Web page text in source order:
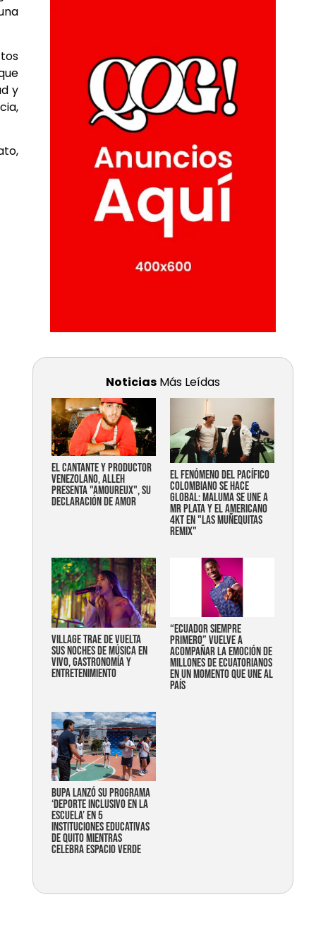
y
Noticias Más Leídas
EL CANTANTE Y PRODUCTOR
VENEZOLANO, ALLEH
PRESENTA "AMOUREUX", SU
DECLARACIÓN DE AMOR
EL FENÓMENO DEL PACÍFICO
COLOMBIANO SE HACE
GLOBAL: MALUMA SE UNE A
MR PLATA Y EL AMERICANO
4KT EN "LAS MUÑEQUITAS
REMIX"
Village trae de vuelta
sus noches de música en
vivo, gastronomía y
entretenimiento
“Ecuador siempre
primero” vuelve a
acompañar la emoción de
millones de ecuatorianos
en un momento que une al
país
Bupa lanzó su programa
‘Deporte Inclusivo en la
Escuela’ en 5
instituciones educativas
de Quito mientras
celebra espacio verde